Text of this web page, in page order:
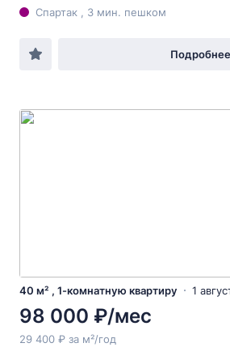
Спартак , 3 мин. пешком
Подробнее
40 м² , 1-комнатную квартиру 1
98 000 ₽/мес
29 400 ₽ за м²/год